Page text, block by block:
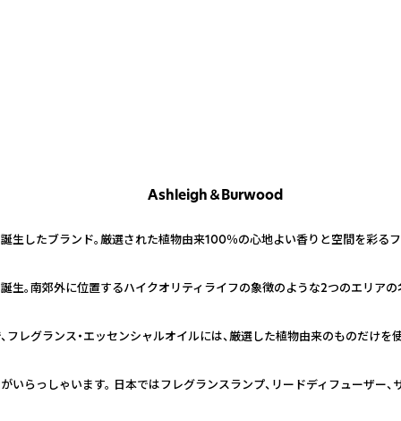
Ashleigh＆Burwood
生したブランド。厳選された植物由来100％の心地よい香りと空間を彩る
生。南郊外に位置するハイクオリティライフの象徴のような2つのエリア
レグランス・エッセンシャルオイルには、厳選した植物由来のものだけを
らっしゃいます。 日本ではフレグランスランプ、リードディフューザー、